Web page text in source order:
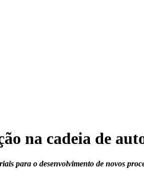
na cadeia de
para o desenvolvimento de novos